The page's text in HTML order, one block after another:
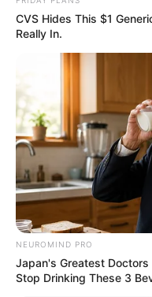
CVS Hides This $1
Really In.
NEUROMIND PRO
Japan's Greatest
Stop Drinking These 3